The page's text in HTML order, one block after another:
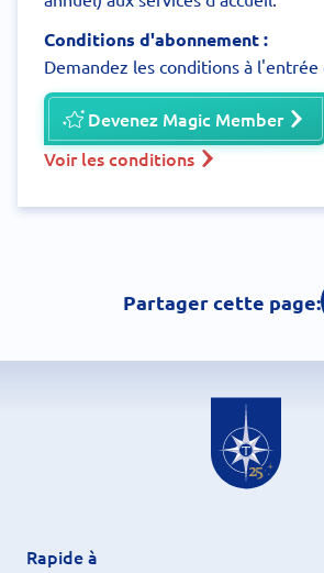
Conditions d'abonnement :
Demandez les conditions à l'entrée
Devenez Magic Member
Voir les conditions
Partager cette page:
Rapide à